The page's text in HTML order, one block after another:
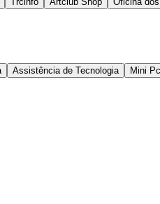
Assistência de Tecnologia Mini Pc